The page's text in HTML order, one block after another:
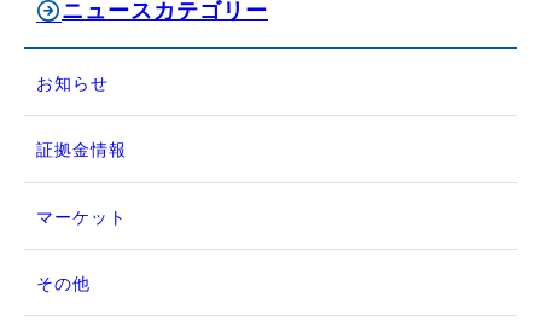
ニュースカテゴリー
お知らせ
証拠金情報
マーケット
その他